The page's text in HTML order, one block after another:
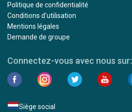
Politique de confidentialité
Conditions d'utilisation
Mentions légales
Demande de groupe
Connectez-vous avec nous sur:
Siège social